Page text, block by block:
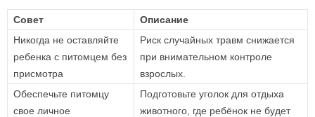
Совет
Описание
Никогда не оставляйте
ребенка с питомцем без
присмотра
Риск случайных травм снижается
при внимательном контроле
взрослых.
Обеспечьте питомцу
свое личное
Подготовьте уголок для отдыха
животного, где ребёнок не будет